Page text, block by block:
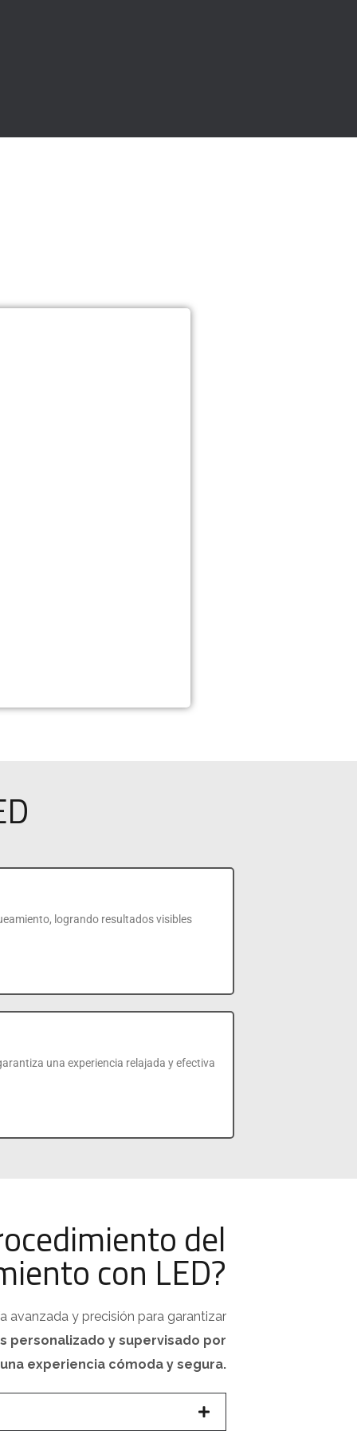
logrando resultados visibles
una experiencia relajada y efectiva
del
con LED?
avanzada y precisión para garantizar
personalizado y supervisado por
experiencia cómoda y segura.